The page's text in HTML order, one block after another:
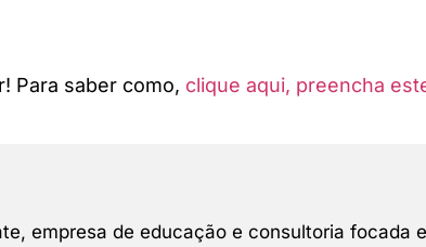
Para saber como, clique aqui, preencha
empresa de educação e consultoria focada